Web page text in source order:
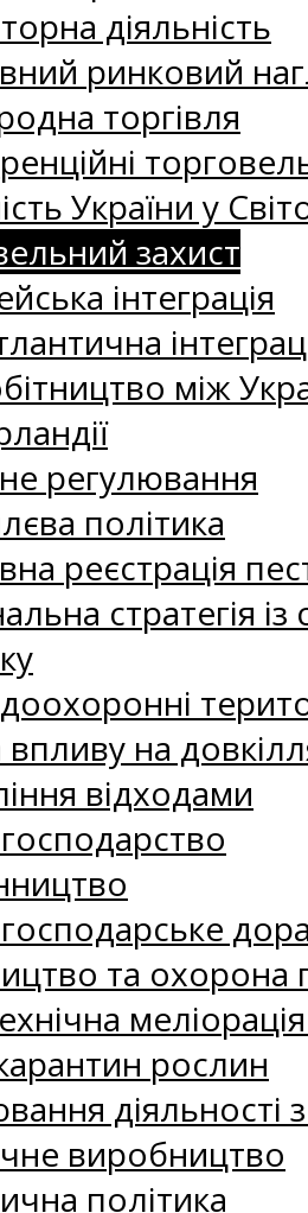
діяльність
ринковий
торгівля
України у
захист
інтеграція
між
регулювання
політика
реєстрація
стратегія
впливу на
відходами
та
рослин
виробництво
політика